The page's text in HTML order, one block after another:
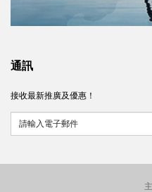
通訊
接收最新推廣及優惠！
請輸入電子郵件